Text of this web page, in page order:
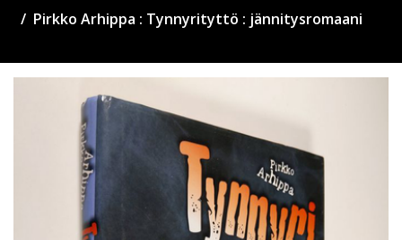
Pirkko Arhippa : Tynnyrityttö : jännitysromaani